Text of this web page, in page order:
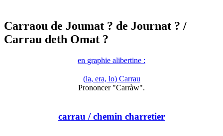
Carraou de Joumat ? de Journat ? /
Carrau deth Omat ?
en graphie alibertine :
(la, era, lo) Carrau
Prononcer "Carràw".
carrau / chemin charretier